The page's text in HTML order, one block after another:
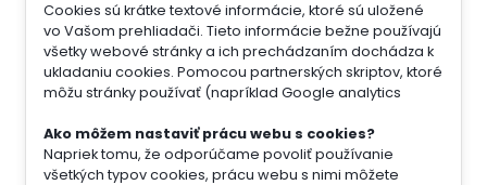
Cookies sú krátke textové informácie, ktoré sú uložené
vo Vašom prehliadači. Tieto informácie bežne používajú
všetky webové stránky a ich prechádzaním dochádza k
ukladaniu cookies. Pomocou partnerských skriptov, ktoré
môžu stránky používať (napríklad Google analytics
Ako môžem nastaviť prácu webu s cookies?
Napriek tomu, že odporúčame povoliť používanie
všetkých typov cookies, prácu webu s nimi môžete